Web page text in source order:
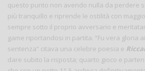
questo punto non avendo nulla da perdere
più tranquillo e riprende le ostilità con
sempre sotto il proprio avversario e
game riportandosi in partita. “Fu vera gloria
sentenza” citava una celebre poesia e
dare subito la risposta; quarto gioco e